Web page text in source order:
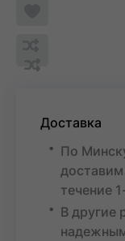
желаемого
Обновляю
Добавить
сравнения
Доставка
По
течение
В другие